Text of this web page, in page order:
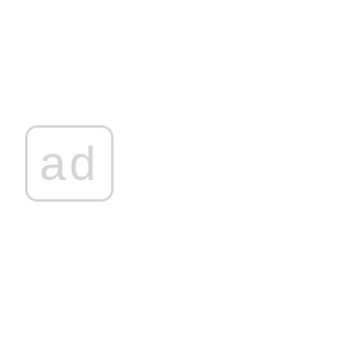
ad